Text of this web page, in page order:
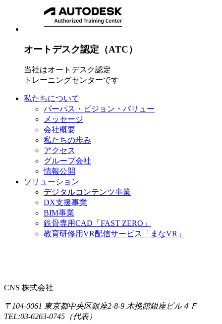
オートデスク認定（ATC）
当社はオートデスク認定
トレーニングセンターです
私たちについて
パーパス・ビジョン・バリュー
メッセージ
会社概要
私たちの歩み
アクセス
グループ会社
情報公開
ソリューション
デジタルコンテンツ事業
DX支援事業
BIM事業
鉄骨専用CAD「FAST ZERO」
教育研修用VR配信サービス「まなVR」
CNS 株式会社
〒104-0061 東京都中央区銀座2-8-9 木挽館銀座ビル４Ｆ
TEL:03-6263-0745（代表）